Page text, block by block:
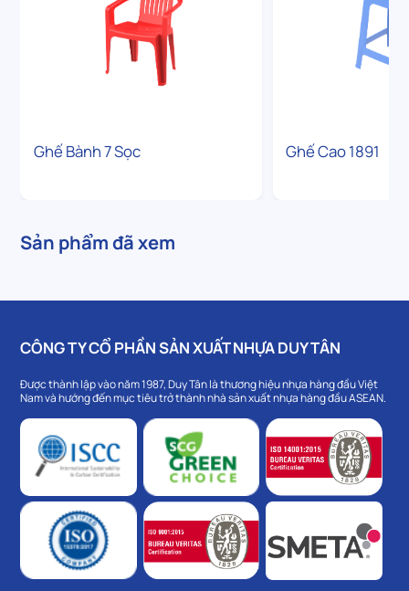
Ghế Bành 7 Sọc Ghế Cao 1891
Sản phẩm đã xem
CÔNG TY CỔ PHẦN SẢN XUẤT NHỰA DUY TÂN
Được thành lập vào năm 1987, Duy Tân là thương hiệu nhựa hàng đầu Việt
Nam và hướng đến mục tiêu trở thành nhà sản xuất nhựa hàng đầu ASEAN.